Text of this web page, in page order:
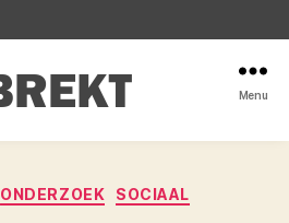
Menu
Categorieën
ONDERZOEK SOCIAAL